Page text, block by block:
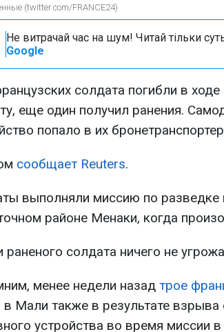
(twitter.com/FRANCE24)
Не витрачай час на шум! Читай тільки
Google
солдата погибли в
еще один получил ранения.
попало в их
сообщает Reuters.
выполняли миссию по разведке
районе Менаки, когда
солдата ничего не
менее недели назад трое
в Мали также в результате взрыва
устройства во время миссии